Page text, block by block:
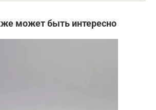
может быть интересно